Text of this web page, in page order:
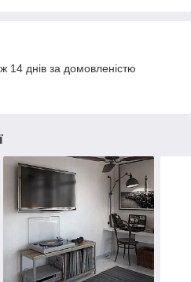
14 днів за домовленістю